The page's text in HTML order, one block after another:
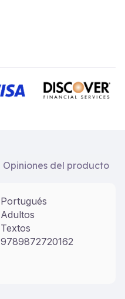
Opiniones del producto
Portugués
Adultos
Textos
9789872720162